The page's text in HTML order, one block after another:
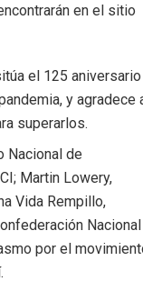
en el sitio
el 125
y agradece
superarlos.
Nacional de
Martin Lowery,
Vida Rempillo,
por el